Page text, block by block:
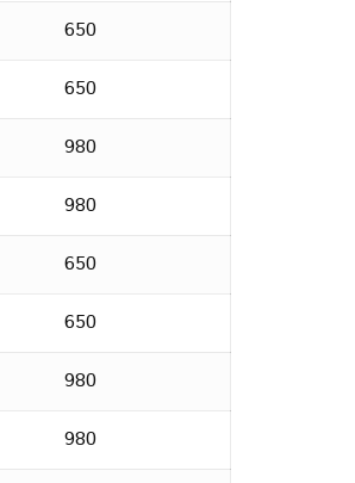
650
650
980
980
650
650
980
980